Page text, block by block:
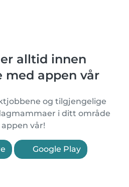
alltid innen
med appen vår
og tilgjengelige
i ditt område
appen vår!
Google Play